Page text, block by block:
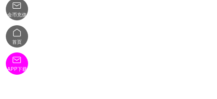

金币充值

首页

APP下载